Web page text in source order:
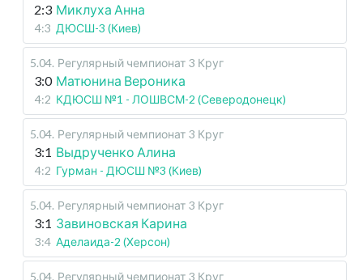
2:3 Миклуха Анна
4:3 ДЮСШ-3 (Киев)
5.04. Регулярный чемпионат 3 Круг
3:0 Матюнина Вероника
4:2 КДЮСШ №1 - ЛОШВСМ-2 (Северодонецк)
5.04. Регулярный чемпионат 3 Круг
3:1 Выдрученко Алина
4:2 Гурман - ДЮСШ №3 (Киев)
5.04. Регулярный чемпионат 3 Круг
3:1 Завиновская Карина
3:4 Аделаида-2 (Херсон)
5.04. Регулярный чемпионат 3 Круг